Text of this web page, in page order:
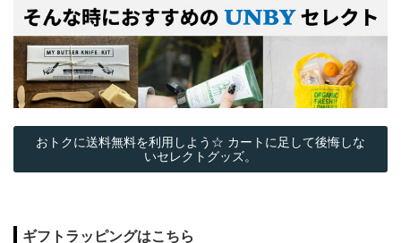
おトクに送料無料を利用しよう☆ カートに足して後悔しな
いセレクトグッズ。
ギフトラッピングはこちら